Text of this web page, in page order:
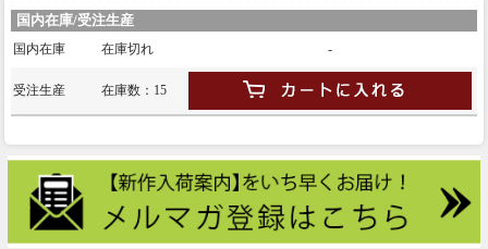
国内在庫/受注生産
国内在庫 在庫切れ -
受注生産 在庫数：15